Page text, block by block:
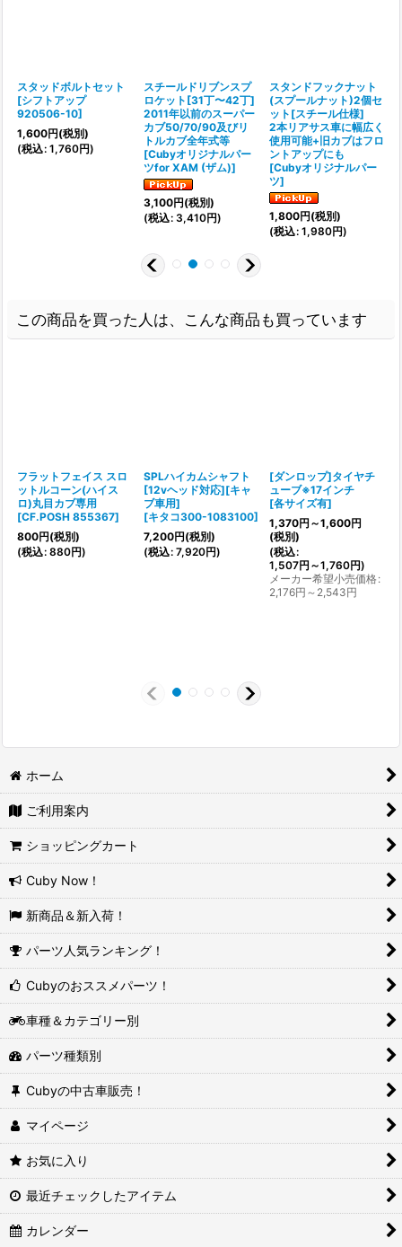
スタッドボルトセット
[シフトアップ
920506-10]
1,600円(税別)
(税込: 1,760円)
スチールドリブンスプ
ロケット[31丁〜42丁]
2011年以前のスーパー
カブ50/70/90及びリ
トルカブ全年式等
[Cubyオリジナルパー
ツfor XAM (ザム)]
3,100円(税別)
(税込: 3,410円)
スタンドフックナット
(スプールナット)2個セ
ット[スチール仕様]
2本リアサス車に幅広く
使用可能+旧カブはフロ
ントアップにも
[Cubyオリジナルパー
ツ]
1,800円(税別)
(税込: 1,980円)
この商品を買った人は、こんな商品も買っています
フラットフェイス スロ
ットルコーン(ハイス
ロ)丸目カブ専用
[CF.POSH 855367]
800円(税別)
(税込: 880円)
SPLハイカムシャフト
[12vヘッド対応][キャ
ブ車用]
[キタコ300-1083100]
7,200円(税別)
(税込: 7,920円)
[ダンロップ]タイヤチ
ューブ※17インチ
[各サイズ有]
1,370円 ～1,600円
(税別)
(税込:
1,507円 ～1,760円)
メーカー希望小売価格:
2,176円 ～2,543円
ホーム
ご利用案内
ショッピングカート
Cuby Now！
新商品＆新入荷！
パーツ人気ランキング！
Cubyのおススメパーツ！
車種＆カテゴリー別
パーツ種類別
Cubyの中古車販売！
マイページ
お気に入り
最近チェックしたアイテム
カレンダー